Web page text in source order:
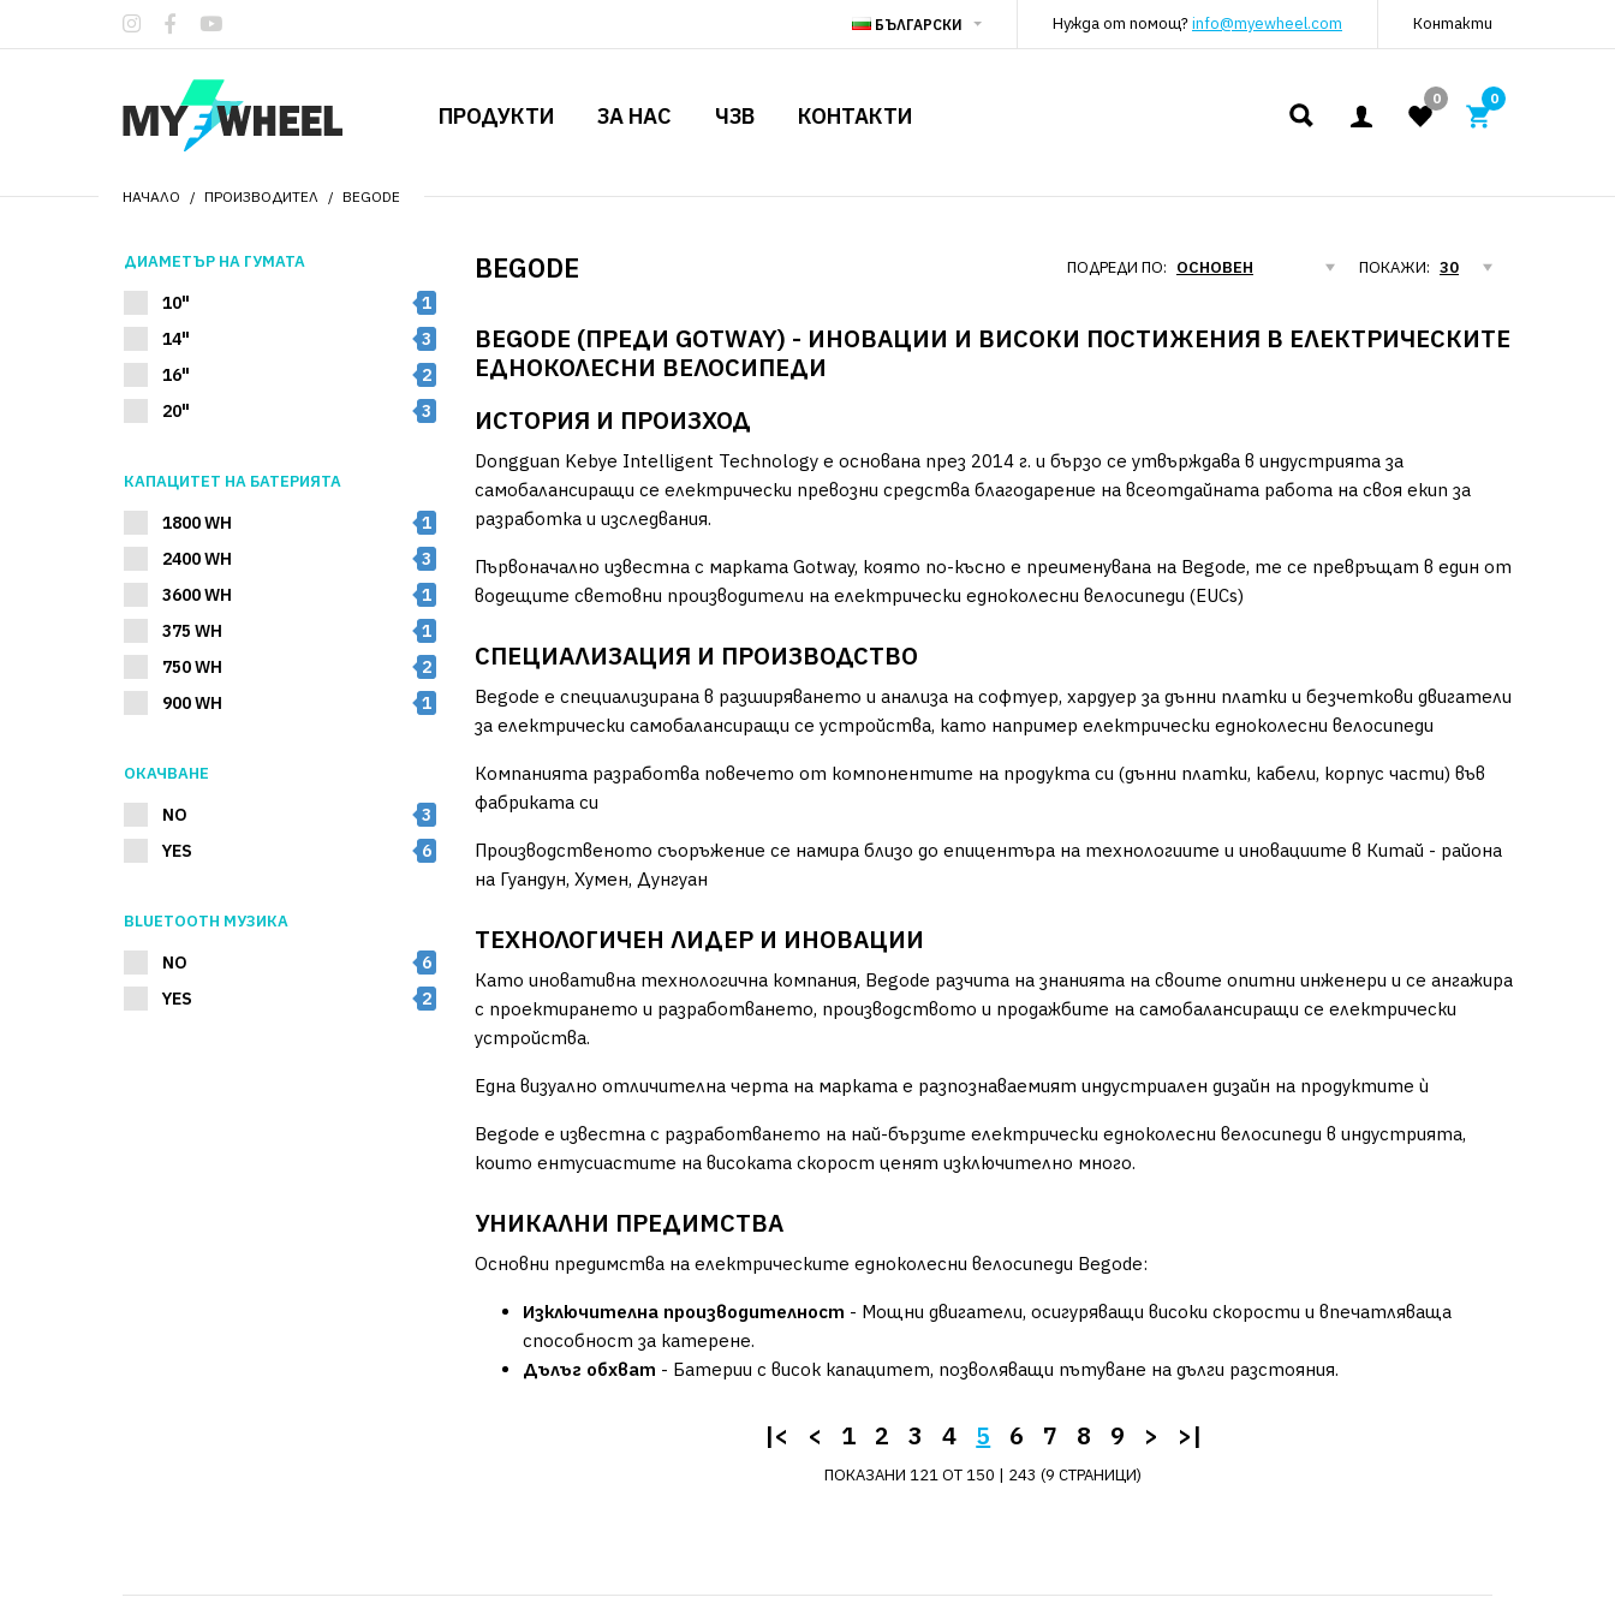
БЪЛГАРСКИ Нужда от помощ?info@myewheel.com Контакти
ПРОДУКТИ ЗА НАС ЧЗВ КОНТАКТИ
0 0
НАЧАЛО ПРОИЗВОДИТЕЛ BEGODE
ДИАМЕТЪР НА ГУМАТА
10"
1
14"
3
16"
2
20"
3
КАПАЦИТЕТ НА БАТЕРИЯТА
1800 WH
1
2400 WH
3
3600 WH
1
375 WH
1
750 WH
2
900 WH
1
ОКАЧВАНЕ
NO
3
YES
6
BLUETOOTH МУЗИКА
NO
6
YES
2
BEGODE ПОДРЕДИ ПО: ПОКАЖИ:
BEGODE (ПРЕДИ GOTWAY) - ИНОВАЦИИ И ВИСОКИ ПОСТИЖЕНИЯ В ЕЛЕКТРИЧЕСКИТЕ
ЕДНОКОЛЕСНИ ВЕЛОСИПЕДИ
ИСТОРИЯ И ПРОИЗХОД
Dongguan Kebye Intelligent Technology е основана през 2014 г. и бързо се утвърждава в индустрията за
самобалансиращи се електрически превозни средства благодарение на всеотдайната работа на своя екип за
разработка и изследвания.
Първоначално известна с марката Gotway, която по-късно е преименувана на Begode, те се превръщат в един от
водещите световни производители на електрически едноколесни велосипеди (EUCs)
СПЕЦИАЛИЗАЦИЯ И ПРОИЗВОДСТВО
Begode е специализирана в разширяването и анализа на софтуер, хардуер за дънни платки и безчеткови двигатели
за електрически самобалансиращи се устройства, като например електрически едноколесни велосипеди
Компанията разработва повечето от компонентите на продукта си (дънни платки, кабели, корпус части) във
фабриката си
Производственото съоръжение се намира близо до епицентъра на технологиите и иновациите в Китай - района
на Гуандун, Хумен, Дунгуан
ТЕХНОЛОГИЧЕН ЛИДЕР И ИНОВАЦИИ
Като иновативна технологична компания, Begode разчита на знанията на своите опитни инженери и се ангажира
с проектирането и разработването, производството и продажбите на самобалансиращи се електрически
устройства.
Една визуално отличителна черта на марката е разпознаваемият индустриален дизайн на продуктите ѝ
Begode е известна с разработването на най-бързите електрически едноколесни велосипеди в индустрията,
които ентусиастите на високата скорост ценят изключително много.
УНИКАЛНИ ПРЕДИМСТВА
Основни предимства на електрическите едноколесни велосипеди Begode:
Изключителна производителност - Мощни двигатели, осигуряващи високи скорости и впечатляваща
способност за катерене.
Дълъг обхват - Батерии с висок капацитет, позволяващи пътуване на дълги разстояния.
Shell
|< < 1 2 3 4 5 6 7 8 9 > >|
ПОКАЗАНИ 121 ОТ 150 | 243 (9 СТРАНИЦИ)